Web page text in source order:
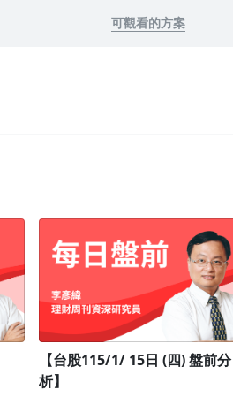
可觀看的方案
【台股115/1/ 15日 (四) 盤前分
析】